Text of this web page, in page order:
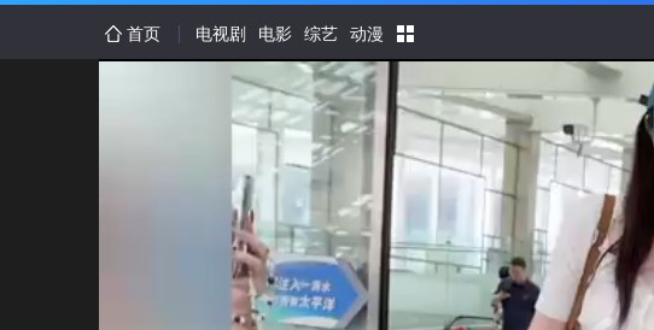
首页 电视剧 电影 综艺 动漫